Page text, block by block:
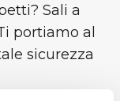
Sali a
portiamo al
sicurezza